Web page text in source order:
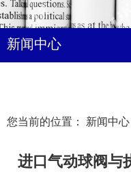
新闻中心
您当前的位置： 新闻中心
进口气动球阀与